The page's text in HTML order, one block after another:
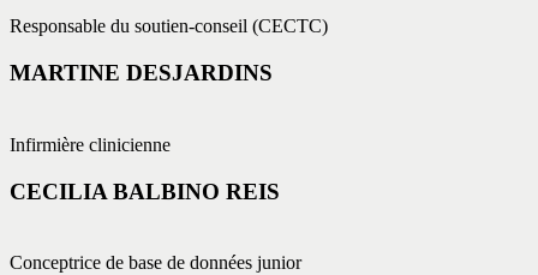
Responsable du soutien-conseil (CECTC)
MARTINE DESJARDINS
Infirmière clinicienne
CECILIA BALBINO REIS
Conceptrice de base de données junior